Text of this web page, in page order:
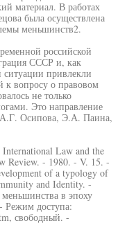
материал. В работах
была осуществлена
меньшинств2.
российской
СССР и, как
ситуации привлекли
к вопросу о правовом
не только
Это направление
А.Г. Осипова, Э.А. Паина,
Law and the
Review. - 1980. - V. 15. -
of a typology of
and Identity. -
в эпоху
Режим доступа:
свободный. -